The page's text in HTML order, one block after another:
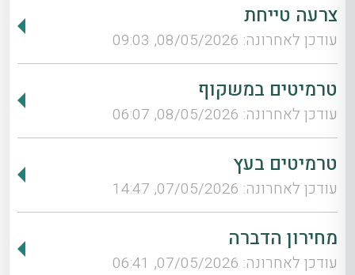
צרעה טייחת
עודכן לאחרונה: 08/05/2026, 09:03
טרמיטים במשקוף
עודכן לאחרונה: 08/05/2026, 06:07
טרמיטים בעץ
עודכן לאחרונה: 07/05/2026, 14:47
מחירון הדברה
עודכן לאחרונה: 07/05/2026, 06:41